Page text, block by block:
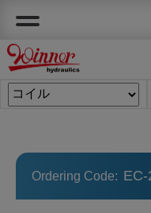
Ordering Code: